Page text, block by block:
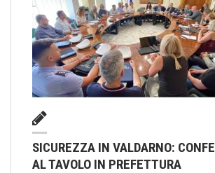
SICUREZZA IN VALDARNO:
AL TAVOLO IN PREFETTURA